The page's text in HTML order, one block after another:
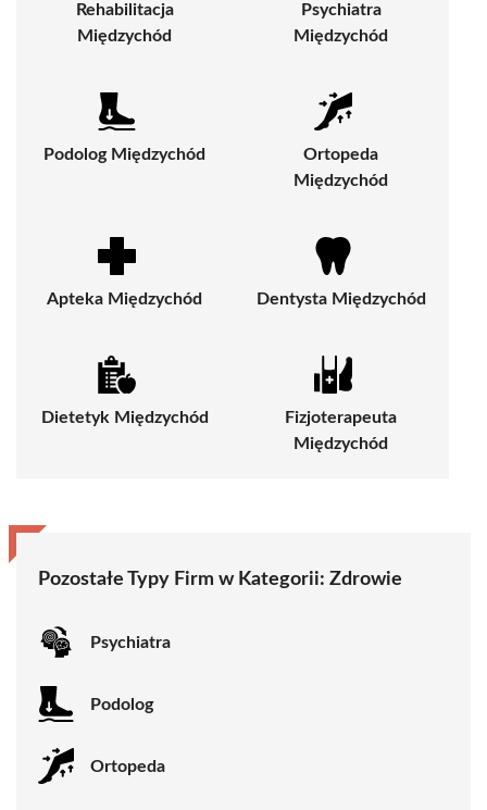
Rehabilitacja
Międzychód
Psychiatra
Międzychód
Podolog Międzychód
Ortopeda
Międzychód
Apteka Międzychód Dentysta Międzychód
Dietetyk Międzychód
Fizjoterapeuta
Międzychód
Pozostałe Typy Firm w Kategorii: Zdrowie
Psychiatra
Podolog
Ortopeda